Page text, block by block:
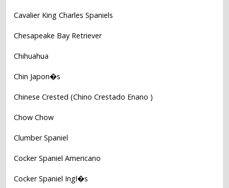
Cavalier King Charles Spaniels
Chesapeake Bay Retriever
Chihuahua
Chin Japon�s
Chinese Crested (Chino Crestado Enano )
Chow Chow
Clumber Spaniel
Cocker Spaniel Americano
Cocker Spaniel Ingl�s